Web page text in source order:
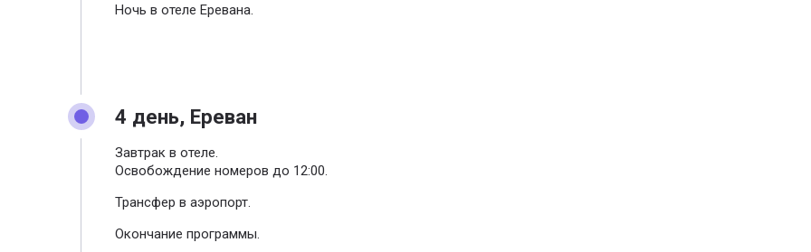
Ночь в отеле Еревана.
4 день, Ереван
Завтрак в отеле.
Освобождение номеров до 12:00.
Трансфер в аэропорт.
Окончание программы.